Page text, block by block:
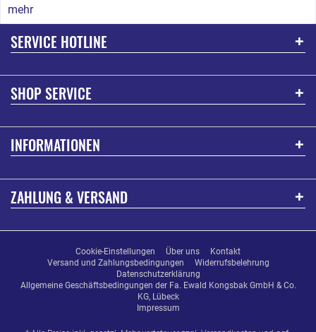
mehr
SERVICE HOTLINE
SHOP SERVICE
INFORMATIONEN
ZAHLUNG & VERSAND
Cookie-Einstellungen Über uns
Kontakt
Versand und Zahlungsbedingungen
Widerrufsbelehrung
Datenschutzerklärung
Allgemeine Geschäftsbedingungen der Fa. Ewald Kongsbak GmbH & Co.
KG, Lübeck
Impressum